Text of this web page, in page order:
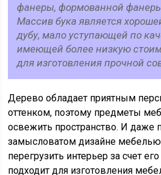
фанеры, формованной
Массив бука является
дубу, мало уступающей по
имеющей более низкую
для изготовления прочной
Дерево обладает приятным
оттенком, поэтому предметы
освежить пространство. И даже
замысловатом дизайне
перегрузить интерьер за счет
подходит для изготовления